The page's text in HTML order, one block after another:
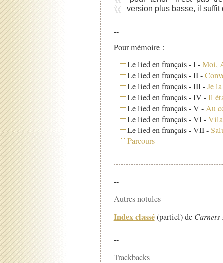
version plus basse, il suffit
--
Pour mémoire :
Le lied en français - I -Moi,
Le lied en français - II -
Le lied en français - III -Je
Le lied en français - IV -Il
Le lied en français - V -Au
Le lied en français - VI -
Le lied en français - VII -
Parcours
--
Autres notules
Index classé(partiel) de Carnets
--
Trackbacks